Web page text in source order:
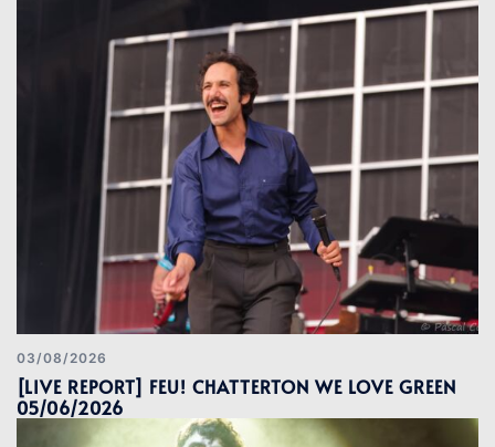
03/08/2026
[LIVE REPORT] FEU! CHATTERTON WE LOVE GREEN
05/06/2026